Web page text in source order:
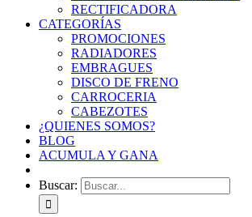
RECTIFICADORA
CATEGORÍAS
PROMOCIONES
RADIADORES
EMBRAGUES
DISCO DE FRENO
CARROCERIA
CABEZOTES
¿QUIENES SOMOS?
BLOG
ACUMULA Y GANA
Buscar: